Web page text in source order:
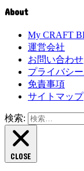
About
My CRAFT
運営会社
お問い合わせ
プライバシ
免責事項
サイトマップ
検索:
CLOSE